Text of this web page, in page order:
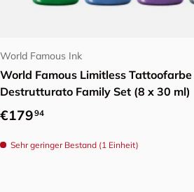
World Famous Ink
World Famous Limitless
Destrutturato Family Set (8 x 30 ml)
Normaler Preis
€17994
Sehr geringer Bestand (1 Einheit)